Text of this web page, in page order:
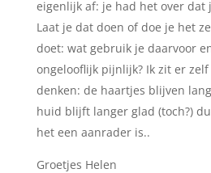
eigenlijk af: je had het over
Laat je dat doen of doe je het
doet: wat gebruik je daarvoor
ongelooflijk pijnlijk? Ik zit er
denken: de haartjes blijven
huid blijft langer glad (toch?)
het een aanrader is..
Groetjes Helen